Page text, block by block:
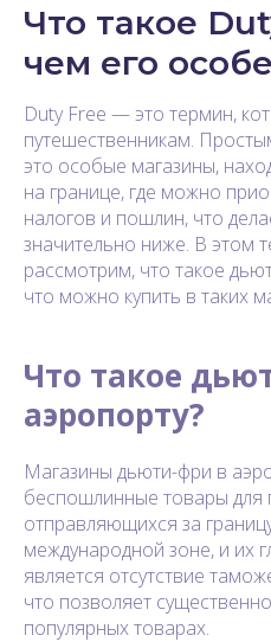
Что такое
чем его
Duty Free — это термин,
путешественникам.
это особые магазины,
на границе, где можно
налогов и пошлин, что
значительно ниже. В этом
рассмотрим, что такое
что можно купить в таких
Что такое
аэропорту?
Магазины дьюти-фри в
беспошлинные товары для
отправляющихся за
международной зоне, и их
является отсутствие
что позволяет
популярных товарах.